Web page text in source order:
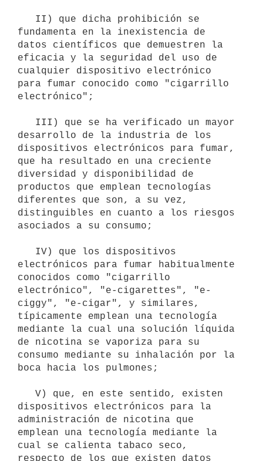
fundamenta en la inexistencia de
datos científicos que demuestren la
eficacia y la seguridad del uso de
cualquier dispositivo electrónico
para fumar conocido como "cigarrillo
electrónico";
desarrollo de la industria de los
dispositivos electrónicos para fumar,
que ha resultado en una creciente
diversidad y disponibilidad de
productos que emplean tecnologías
diferentes que son, a su vez,
distinguibles en cuanto a los riesgos
asociados a su consumo;
electrónicos para fumar habitualmente
conocidos como "cigarrillo
electrónico", "e-cigarettes", "e-
ciggy", "e-cigar", y similares,
típicamente emplean una tecnología
mediante la cual una solución líquida
de nicotina se vaporiza para su
consumo mediante su inhalación por la
boca hacia los pulmones;
dispositivos electrónicos para la
administración de nicotina que
emplean una tecnología mediante la
cual se calienta tabaco seco,
respecto de los que existen datos